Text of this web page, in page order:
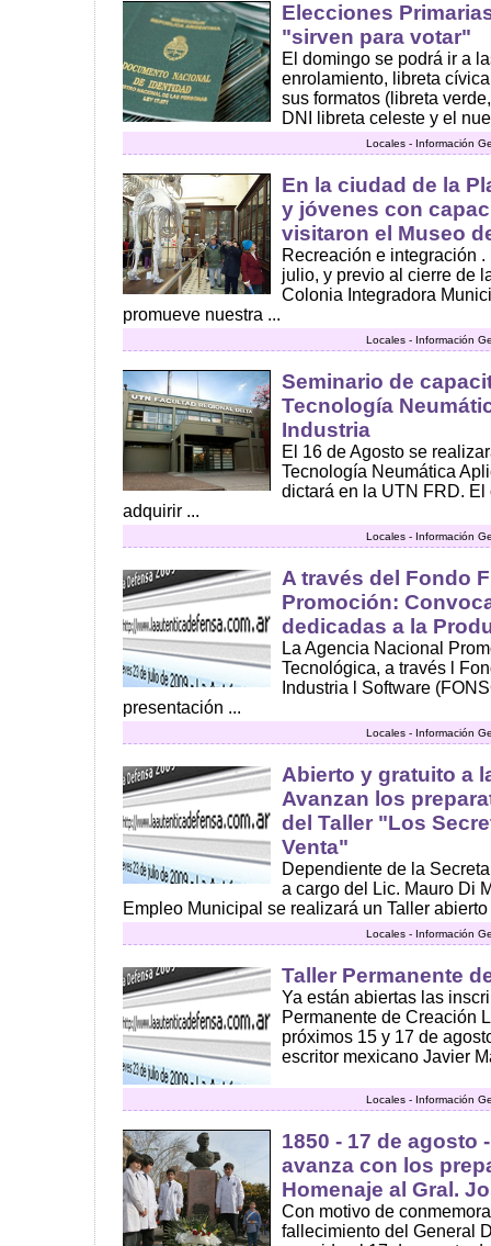
Elecciones
"sirven para votar"
El domingo se podrá ir a
enrolamiento, libreta
sus formatos (libreta
DNI libreta celeste y el
Locales - Información
En la ciudad de la
y jóvenes con
visitaron el Museo
Recreación e integración
julio, y previo al cierre de
Colonia Integradora
promueve nuestra ...
Locales - Información
Seminario de
Tecnología
Industria
El 16 de Agosto se
Tecnología Neumática
dictará en la UTN FRD.
adquirir ...
Locales - Información
A través del Fondo
Promoción:
dedicadas a la
La Agencia Nacional
Tecnológica, a través l
Industria l Software
presentación ...
Locales - Información
Abierto y gratuito a
Avanzan los
del Taller "Los
Venta"
Dependiente de la
a cargo del Lic. Mauro Di
Empleo Municipal se realizará un Taller
Locales - Información
Taller Permanente
Ya están abiertas las
Permanente de Creación
próximos 15 y 17 de
escritor mexicano Javier
Locales - Información
1850 - 17 de agosto
avanza con los
Homenaje al Gral.
Con motivo de
fallecimiento del General